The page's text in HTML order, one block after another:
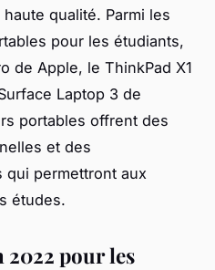
qualité. Parmi les
pour les étudiants,
de Apple, le ThinkPad X1
Laptop 3 de
portables offrent des
et des
qui permettront aux
études.
2022 pour les